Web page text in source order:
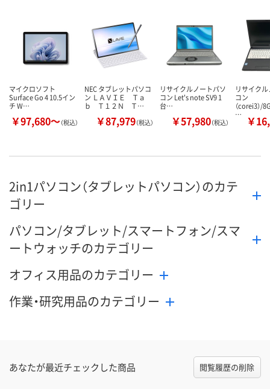
マイクロソフト
Surface Go 4 10.5イン
チ W…
￥97,680～（税込）
NEC タブレットパソコ
ン ＬＡＶＩＥ Ｔａ
ｂ Ｔ１２Ｎ Ｔ…
￥87,979（税込）
リサイクルノートパソ
コン Let's note SV9 1
台…
￥57,980（税込）
リサイク
コン
（corei3）/
…
￥
2in1パソコン（タブレットパソコン）のカテ
ゴリー
パソコン/タブレット/スマートフォン/スマ
ートウォッチのカテゴリー
オフィス用品のカテゴリー
作業・研究用品のカテゴリー
あなたが最近チェックした商品 閲覧履歴の削除